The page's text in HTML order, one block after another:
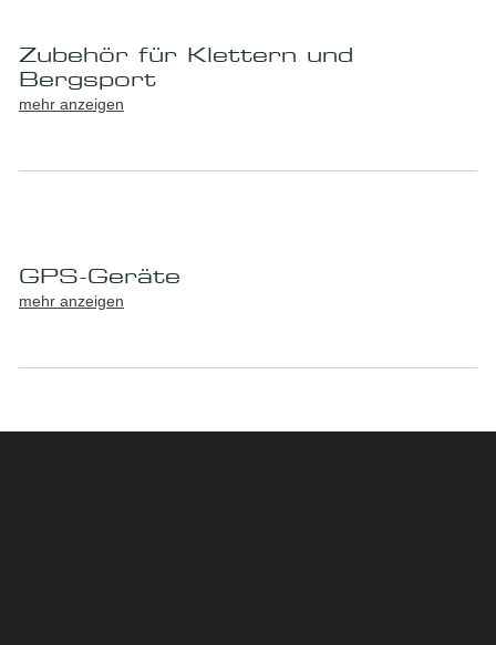
Zubehör für Klettern und
Bergsport
mehr anzeigen
GPS-Geräte
mehr anzeigen